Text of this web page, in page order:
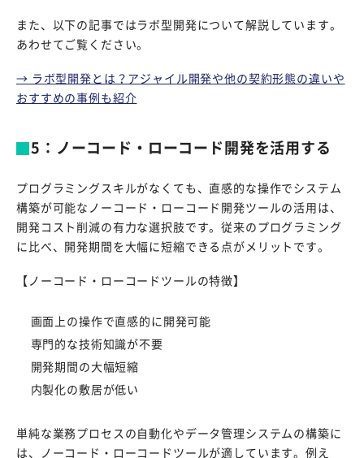
また、以下の記事ではラボ型開発について解説しています。
あわせてご覧ください。
→ ラボ型開発とは？アジャイル開発や他の契約形態の違いや
おすすめの事例も紹介
5：ノーコード・ローコード開発を活用する
プログラミングスキルがなくても、直感的な操作でシステム
構築が可能なノーコード・ローコード開発ツールの活用は、
開発コスト削減の有力な選択肢です。従来のプログラミング
に比べ、開発期間を大幅に短縮できる点がメリットです。
【ノーコード・ローコードツールの特徴】
画面上の操作で直感的に開発可能
専門的な技術知識が不要
開発期間の大幅短縮
内製化の敷居が低い
単純な業務プロセスの自動化やデータ管理システムの構築に
は、ノーコード・ローコードツールが適しています。例え